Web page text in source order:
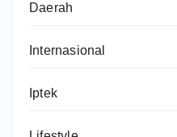
Daerah
Internasional
Iptek